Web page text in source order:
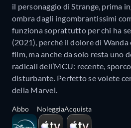
il personaggio di Strange, prima
ombra dagli ingombrantissimi
funziona soprattutto per chi ha
(2021), perché il dolore di
film, ma anche da solo resta uno
radicali dell’MCU: recente,
disturbante. Perfetto se volete
della Marvel.
Abbo NoleggiaAcquista